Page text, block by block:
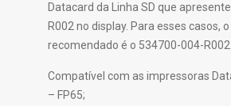
Datacard da Linha SD que
R002 no display. Para esses casos,
recomendado é o 534700-004-R002.
Compatível com as impressoras
– FP65;